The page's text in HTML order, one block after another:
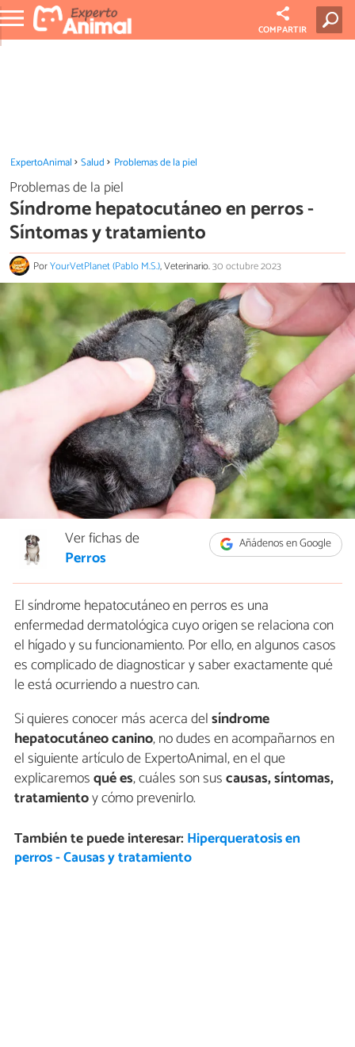
COMPARTIR
ExpertoAnimal Salud Problemas de la piel
Problemas de la piel
Síndrome hepatocutáneo en perros -
Síntomas y tratamiento
PorYourVetPlanet (Pablo M.S.), Veterinario.30 octubre 2023
Añádenos en Google
Ver fichas de
Perros
El síndrome hepatocutáneo en perros es una
enfermedad dermatológica cuyo origen se relaciona con
el hígado y su funcionamiento. Por ello, en algunos casos
es complicado de diagnosticar y saber exactamente qué
le está ocurriendo a nuestro can.
Si quieres conocer más acerca delsíndrome
hepatocutáneocanino, no dudes en acompañarnos en
el siguiente artículo de ExpertoAnimal, en el que
explicaremosqué es, cuáles son suscausas, síntomas,
tratamientoy cómo prevenirlo.
También te puede interesar: Hiperqueratosis en
perros - Causas y tratamiento